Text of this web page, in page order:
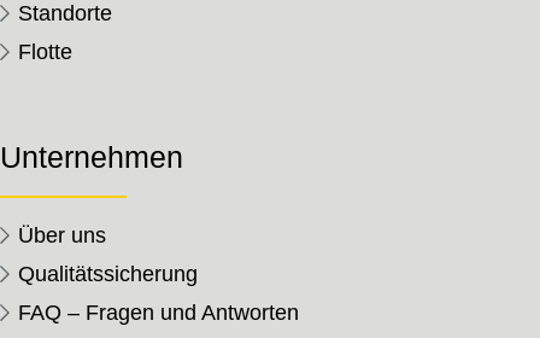
Standorte
Flotte
Unternehmen
Über uns
Qualitätssicherung
FAQ – Fragen und Antworten